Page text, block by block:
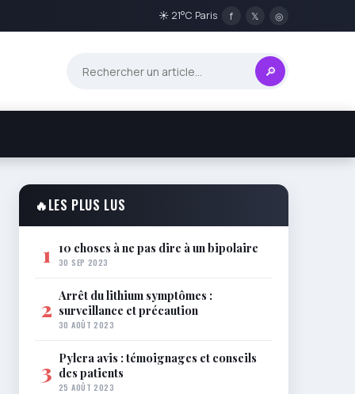
☀ 21°C Paris f 𝕏 ◎
🔎
🔥LES PLUS LUS
1 10 choses à ne pas dire à un bipolaire
30 SEP 2023
2 Arrêt du lithium symptômes :
surveillance et précaution
30 AOÛT 2023
3 Pylera avis : témoignages et conseils
des patients
25 AOÛT 2023